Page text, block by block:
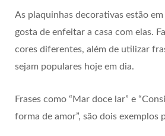
As plaquinhas decorativas estão
gosta de enfeitar a casa com elas.
cores diferentes, além de utilizar
sejam populares hoje em dia.
Frases como “Mar doce lar” e
forma de amor”, são dois exemplos